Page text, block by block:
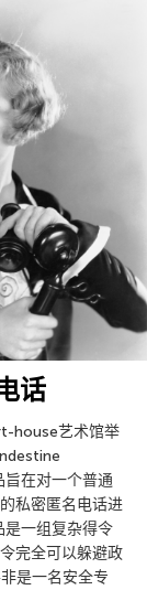
话
house艺术馆举
在对一个普通
私密匿名电话进
是一组复杂得令
完全可以躲避政
是一名安全专